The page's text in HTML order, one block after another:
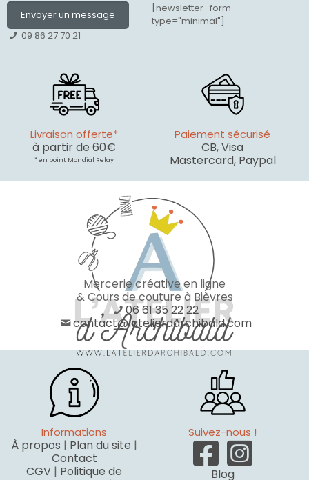
Envoyer un message
09 86 27 70 21
[newsletter_form
type="minimal"]
Livraison offerte*
à partir de 60€
* en point Mondial Relay
Paiement sécurisé
CB, Visa
Mastercard, Paypal
Mercerie créative en ligne
& Cours de couture à Bièvres
06 61 35 22 22
contact@latelierdarchibald.com
Informations
À propos | Plan du site |
Contact
CGV | Politique de
Suivez-nous !
Blog